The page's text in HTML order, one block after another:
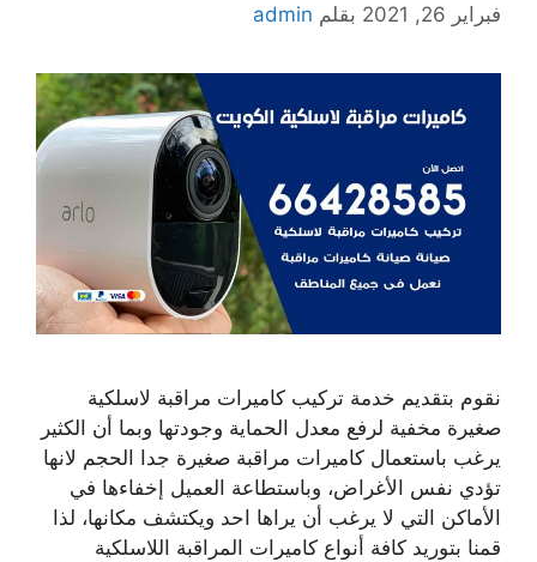
فبراير 26, 2021 بقلم admin
نقوم بتقديم خدمة تركيب كاميرات مراقبة لاسلكية
صغيرة مخفية لرفع معدل الحماية وجودتها وبما أن الكثير
يرغب باستعمال كاميرات مراقبة صغيرة جدا الحجم لانها
تؤدي نفس الأغراض، وباستطاعة العميل إخفاءها في
الأماكن التي لا يرغب أن يراها احد ويكتشف مكانها، لذا
قمنا بتوريد كافة أنواع كاميرات المراقبة اللاسلكية